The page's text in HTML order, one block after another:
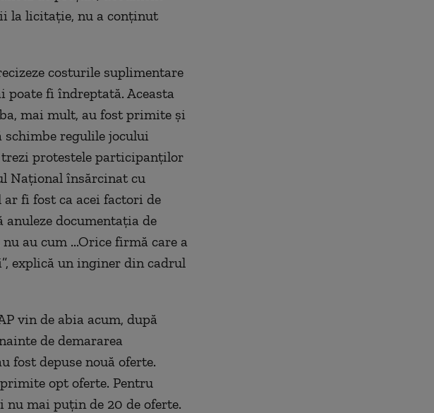
la licitație, nu a conținut
costurile suplimentare
fi îndreptată. Aceasta
mai mult, au fost primite și
schimbe regulile jocului
protestele participanților
Național însărcinat cu
ar fi fost ca acei factori de
anuleze documentația de
au cum ...Orice firmă care a
explică un inginer din cadrul
vin de abia acum, după
de demararea
fost depuse nouă oferte.
opt oferte. Pentru
mai puțin de 20 de oferte.